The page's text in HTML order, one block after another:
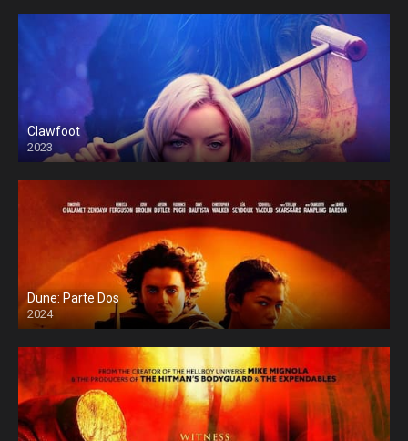
Clawfoot
2023
Dune: Parte Dos
2024